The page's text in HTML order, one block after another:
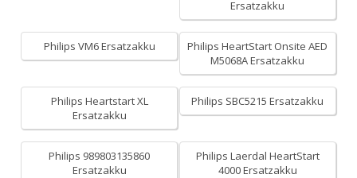
Ersatzakku
Philips VM6 Ersatzakku
Philips HeartStart Onsite AED
M5068A Ersatzakku
Philips Heartstart XL
Ersatzakku
Philips SBC5215 Ersatzakku
Philips 989803135860
Ersatzakku
Philips Laerdal HeartStart
4000 Ersatzakku